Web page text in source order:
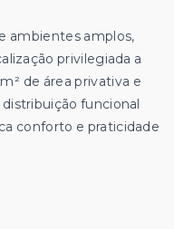
ambientes amplos,
privilegiada a
de área privativa e
funcional
conforto e praticidade